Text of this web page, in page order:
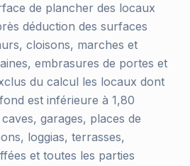
de plancher des locaux
déduction des surfaces
cloisons, marches et
embrasures de portes et
du calcul les locaux dont
est inférieure à 1,80
garages, places de
loggias, terrasses,
et toutes les parties